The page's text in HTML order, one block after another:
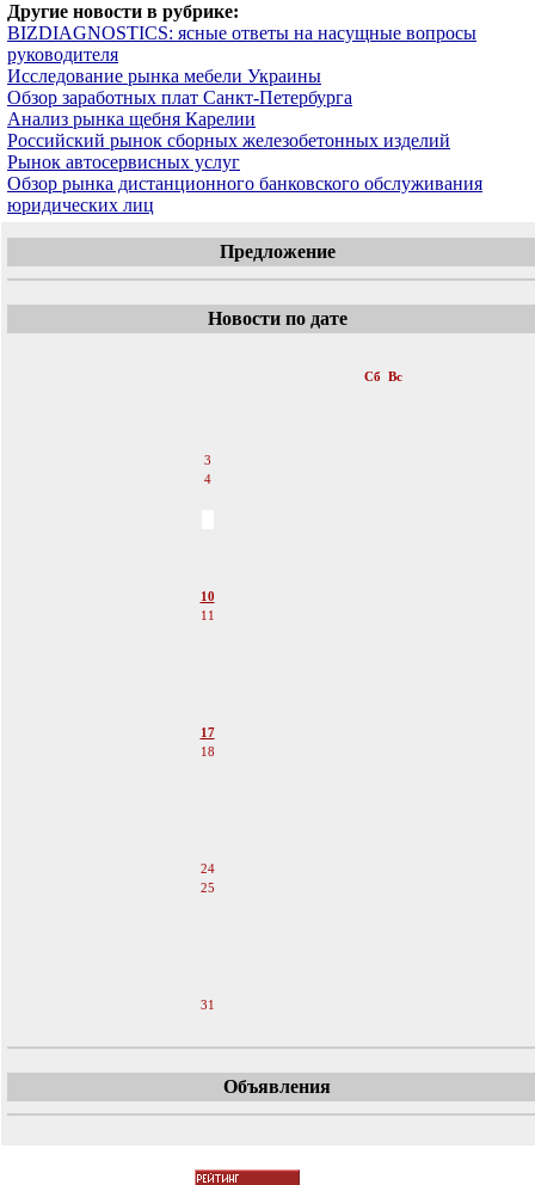
Другие новости в рубрике:
BIZDIAGNOSTICS: ясные ответы на насущные вопросы
руководителя
Исследование рынка мебели Украины
Обзор заработных плат Санкт-Петербурга
Анализ рынка щебня Карелии
Российский рынок сборных железобетонных изделий
Рынок автосервисных услуг
Обзор рынка дистанционного банковского обслуживания
юридических лиц
Предложение
Новости по дате
Сб Вс
3
4
10
11
17
18
24
25
31
Объявления